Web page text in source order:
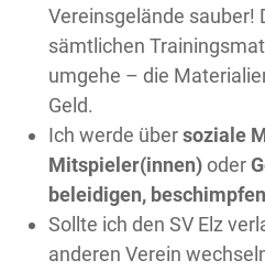
Vereinsgelände sauber!
sämtlichen
umgehe – die
Geld.
Ich werde übersoziale
Mitspieler(innen)oder
beleidigen, beschimpfen
Sollte ich den SV Elz
anderen Verein